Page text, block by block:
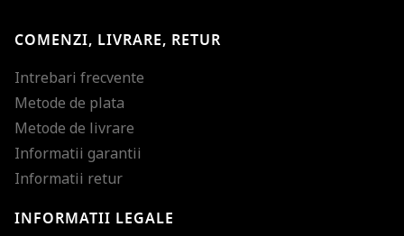
COMENZI, LIVRARE, RETUR
Intrebari frecvente
Metode de plata
Metode de livrare
Informatii garantii
Informatii retur
INFORMATII LEGALE